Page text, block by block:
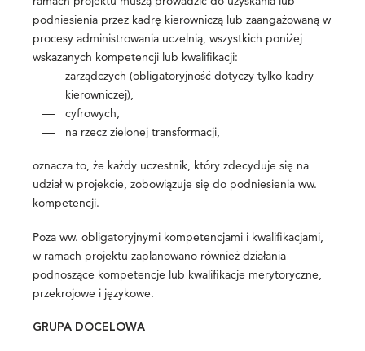
podniesienia przez kadrę kierowniczą lub zaangażowaną w
procesy administrowania uczelnią, wszystkich poniżej
wskazanych kompetencji lub kwalifikacji:
zarządczych (obligatoryjność dotyczy tylko kadry
kierowniczej),
cyfrowych,
na rzecz zielonej transformacji,
oznacza to, że każdy uczestnik, który zdecyduje się na
udział w projekcie, zobowiązuje się do podniesienia ww.
kompetencji.
Poza ww. obligatoryjnymi kompetencjami i kwalifikacjami,
w ramach projektu zaplanowano również działania
podnoszące kompetencje lub kwalifikacje merytoryczne,
przekrojowe i językowe.
GRUPA DOCELOWA